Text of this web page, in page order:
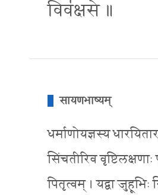
विव॑क्षसे ॥
सायणभाष्यम्
धर्माणोयज्ञस्य
सिंचतीरिव
पितृत्वम् । यद्वा